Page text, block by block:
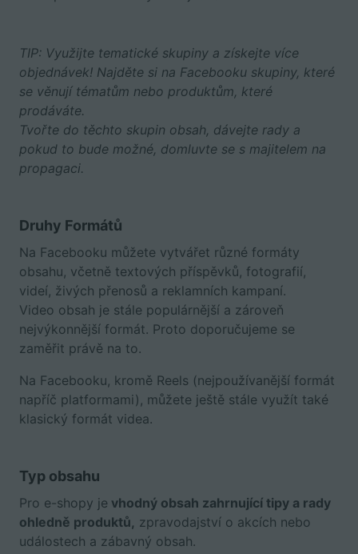
TIP: Využijte tematické skupiny a získejte více
objednávek! Najděte si na Facebooku skupiny, které
se věnují tématům nebo produktům, které
prodáváte.
Tvořte do těchto skupin obsah, dávejte rady a
pokud to bude možné, domluvte se s majitelem na
propagaci.
Druhy Formátů
Na Facebooku můžete vytvářet různé formáty
obsahu, včetně textových příspěvků, fotografií,
videí, živých přenosů a reklamních kampaní.
Video obsah je stále populárnější a zároveň
nejvýkonnější formát. Proto doporučujeme se
zaměřit právě na to.
Na Facebooku, kromě Reels (nejpoužívanější formát
napříč platformami), můžete ještě stále využít také
klasický formát videa.
Typ obsahu
Pro e-shopy je vhodný obsah zahrnující tipy a rady
ohledně produktů, zpravodajství o akcích nebo
událostech a zábavný obsah.